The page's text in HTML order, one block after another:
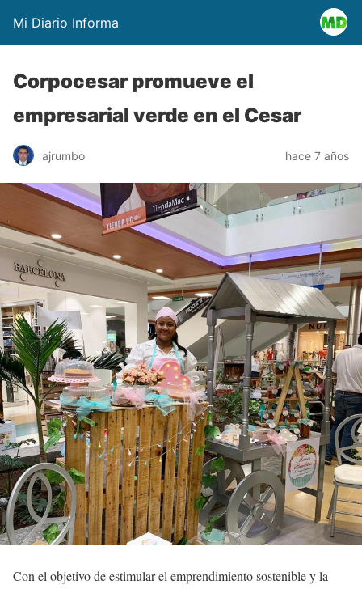
Mi Diario Informa
Corpocesar promueve el
empresarial verde en el Cesar
ajrumbo hace 7 años
Con el objetivo de estimular el emprendimiento sostenible y la